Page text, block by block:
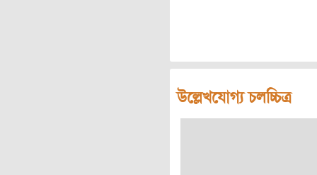
উল্লেখযোগ্য চলচ্চিত্র